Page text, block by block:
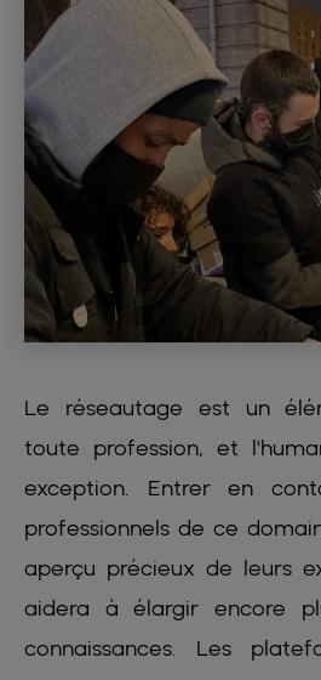
Le réseautage est un
toute profession, et
exception. Entrer en
professionnels de ce
aperçu précieux de leurs
aidera à élargir encore
connaissances. Les